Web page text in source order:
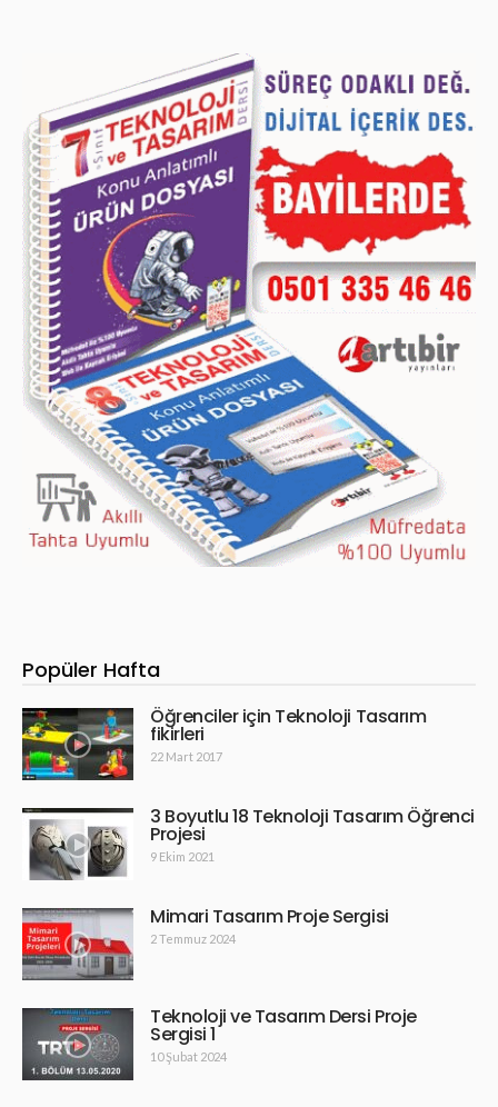
Popüler Hafta
Öğrenciler için Teknoloji Tasarım
fikirleri
22 Mart 2017
3 Boyutlu 18 Teknoloji Tasarım Öğrenci
Projesi
9 Ekim 2021
Mimari Tasarım Proje Sergisi
2 Temmuz 2024
Teknoloji ve Tasarım Dersi Proje
Sergisi 1
10 Şubat 2024